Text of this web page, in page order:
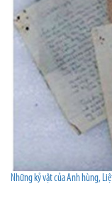
Những kỷ vật của Anh hùng,